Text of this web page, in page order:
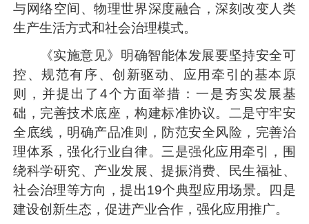
与网络空间、物理世界深度融合，深刻改变人类
生产生活方式和社会治理模式。
《实施意见》明确智能体发展要坚持安全可
控、规范有序、创新驱动、应用牵引的基本原
则，并提出了4个方面举措：一是夯实发展基
础，完善技术底座，构建标准协议。二是守牢安
全底线，明确产品准则，防范安全风险，完善治
理体系，强化行业自律。三是强化应用牵引，围
绕科学研究、产业发展、提振消费、民生福祉、
社会治理等方向，提出19个典型应用场景。四是
建设创新生态，促进产业合作，强化应用推广。